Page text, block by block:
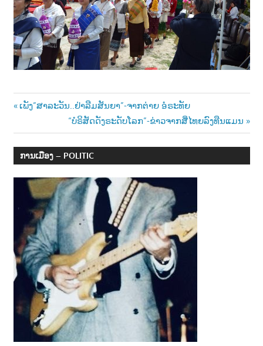
Post
navigation
Previous
ເພັງ”ສາລະວັນ..ຢ່າລືມສັນຍາ”-ຈາກຕ່າຍ ອໍຣະທັຍ
Next
Post:
“ບໍຣິສັດດັງຣະດັບໂລກ”-ຂ່າວຈາກສື່ໄທຍລົງທືນແມນ
ການເມືອງ – POLITIC